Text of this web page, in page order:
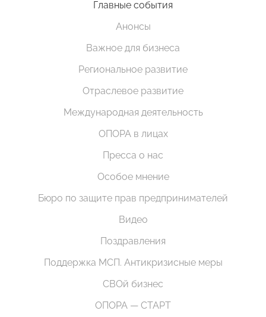
Главные события
Анонсы
Важное для бизнеса
Региональное развитие
Отраслевое развитие
Международная деятельность
ОПОРА в лицах
Пресса о нас
Особое мнение
Бюро по защите прав предпринимателей
Видео
Поздравления
Поддержка МСП. Антикризисные меры
СВОй бизнес
ОПОРА — СТАРТ